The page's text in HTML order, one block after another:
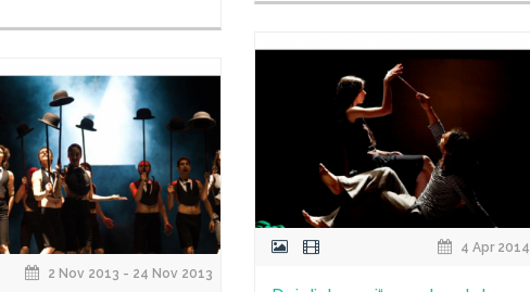
4 Apr 2014
2 Nov 2013 - 24 Nov 2013